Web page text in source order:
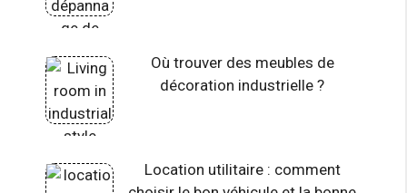
Où trouver des meubles de
décoration industrielle ?
Location utilitaire : comment